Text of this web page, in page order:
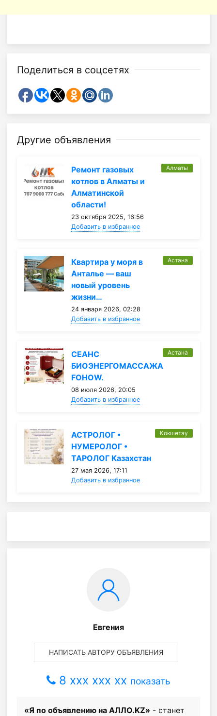
Поделиться в соцсетях
Другие объявления
Ремонт газовых
котлов в Алматы и
Алматинской
области!
23 октября 2025, 16:56
Добавить в избранное
Алматы
Квартира у моря в
Анталье — ваш
новый уровень
жизни…
24 января 2026, 02:28
Добавить в избранное
Астана
СЕАНС
БИОЭНЕРГОМАССАЖА
FOHOW.
08 июля 2026, 20:05
Добавить в избранное
Астана
АСТРОЛОГ •
НУМЕРОЛОГ •
ТАРОЛОГ Казахстан
27 мая 2026, 17:11
Добавить в избранное
Кокшетау
Евгения
НАПИСАТЬ АВТОРУ ОБЪЯВЛЕНИЯ
8 xxx xxx xx показать
«Я по объявлению на АЛЛО.KZ» - станет